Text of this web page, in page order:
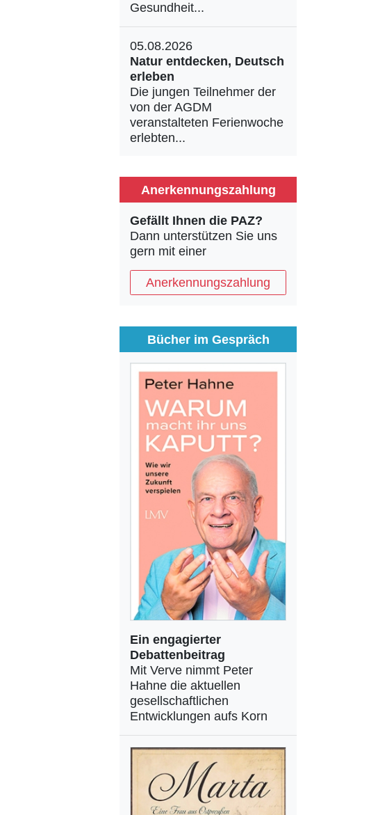
Gesundheit...
05.08.2026
Natur entdecken, Deutsch
erleben
Die jungen Teilnehmer der
von der AGDM
veranstalteten Ferienwoche
erlebten...
Anerkennungszahlung
Gefällt Ihnen die PAZ?
Dann unterstützen Sie uns
gern mit einer
Anerkennungszahlung
Bücher im Gespräch
Ein engagierter
Debattenbeitrag
Mit Verve nimmt Peter
Hahne die aktuellen
gesellschaftlichen
Entwicklungen aufs Korn